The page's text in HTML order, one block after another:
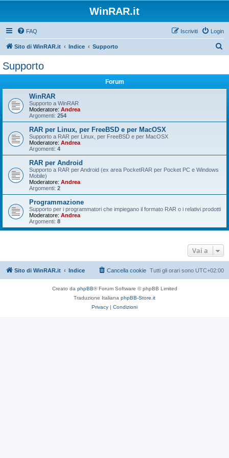
WinRAR.it
FAQ Login
Iscriviti
Sito di WinRAR.it Indice Supporto
Supporto
Forum
WinRAR
Supporto a WinRAR
Moderatore: Andrea
Argomenti: 254
RAR per Linux, per FreeBSD e per MacOSX
Supporto a RAR per Linux, per FreeBSD e per MacOSX
Moderatore: Andrea
Argomenti: 4
RAR per Android
Supporto a RAR per Android (ex area PocketRAR per Pocket PC e Windows
Mobile)
Moderatore: Andrea
Argomenti: 2
Programmazione
Supporto per i programmatori che impiegano il formato RAR o i relativi prodotti
Moderatore: Andrea
Argomenti: 8
Vai a
Sito di WinRAR.it Indice Tutti gli orari sono UTC+02:00
Cancella cookie
Creato da phpBB® Forum Software © phpBB Limited
Traduzione Italiana phpBB-Store.it
Privacy | Condizioni